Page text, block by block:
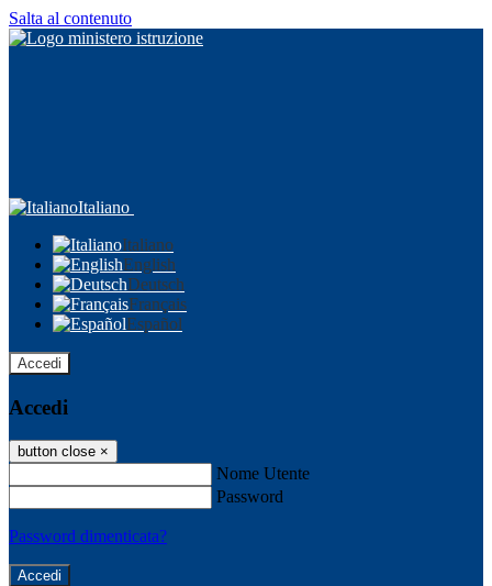
Salta al contenuto
Italiano
Italiano
English
Deutsch
Français
Español
Accedi
Accedi
button close ×
Nome Utente
Password
Password dimenticata?